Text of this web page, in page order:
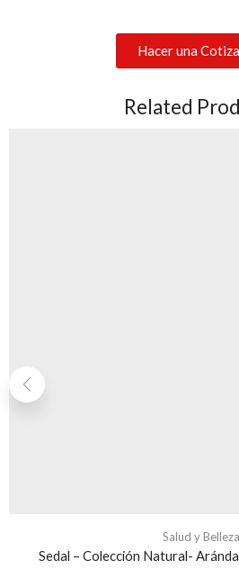
Hacer una
Related
Salud y Belleza
Sedal – Colección Natural-